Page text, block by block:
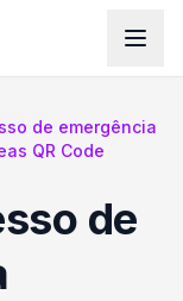
de emergência
QR Code
de